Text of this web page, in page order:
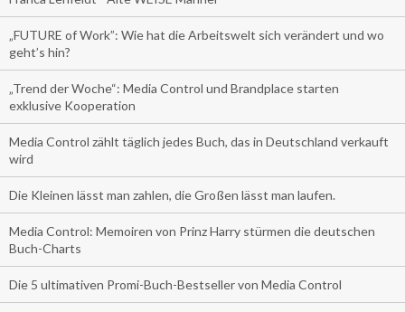
„FUTURE of Work”: Wie hat die Arbeitswelt sich verändert und wo
geht’s hin?
„Trend der Woche“: Media Control und Brandplace starten
exklusive Kooperation
Media Control zählt täglich jedes Buch, das in Deutschland verkauft
wird
Die Kleinen lässt man zahlen, die Großen lässt man laufen.
Media Control: Memoiren von Prinz Harry stürmen die deutschen
Buch-Charts
Die 5 ultimativen Promi-Buch-Bestseller von Media Control